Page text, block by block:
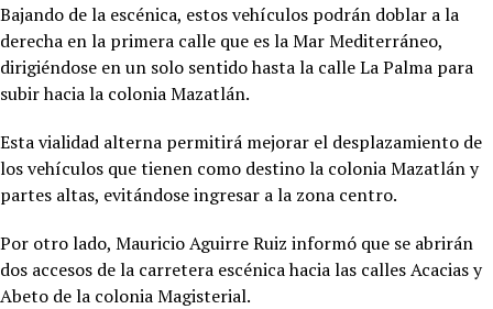
Bajando de la escénica, estos vehículos podrán doblar a la
derecha en la primera calle que es la Mar Mediterráneo,
dirigiéndose en un solo sentido hasta la calle La Palma para
subir hacia la colonia Mazatlán.
Esta vialidad alterna permitirá mejorar el desplazamiento de
los vehículos que tienen como destino la colonia Mazatlán y
partes altas, evitándose ingresar a la zona centro.
Por otro lado, Mauricio Aguirre Ruiz informó que se abrirán
dos accesos de la carretera escénica hacia las calles Acacias y
Abeto de la colonia Magisterial.